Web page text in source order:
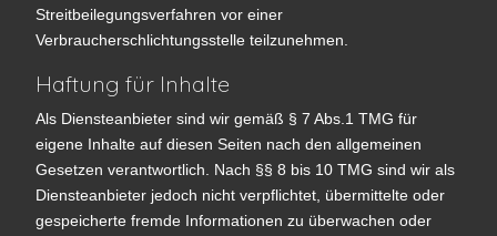
Streitbeilegungsverfahren vor einer
Verbraucherschlichtungsstelle teilzunehmen.
Haftung für Inhalte
Als Diensteanbieter sind wir gemäß § 7 Abs.1 TMG für
eigene Inhalte auf diesen Seiten nach den allgemeinen
Gesetzen verantwortlich. Nach §§ 8 bis 10 TMG sind wir als
Diensteanbieter jedoch nicht verpflichtet, übermittelte oder
gespeicherte fremde Informationen zu überwachen oder